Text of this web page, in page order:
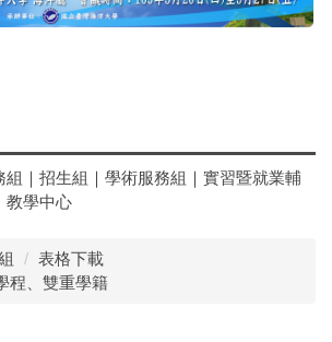
組 ｜ 招生組 ｜ 學術服務組 ｜ 實習暨就業輔
教學中心
表格下載
程、雙重學籍